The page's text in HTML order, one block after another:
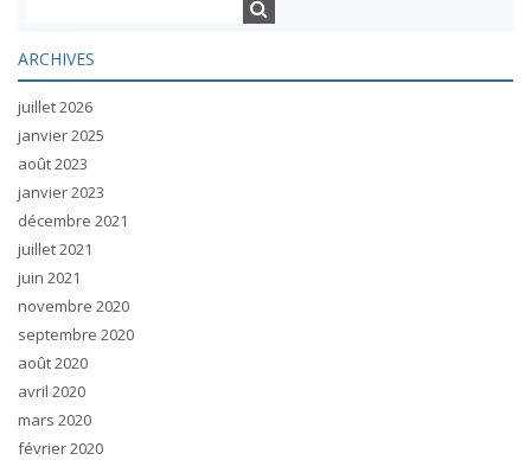
ARCHIVES
juillet 2026
janvier 2025
août 2023
janvier 2023
décembre 2021
juillet 2021
juin 2021
novembre 2020
septembre 2020
août 2020
avril 2020
mars 2020
février 2020